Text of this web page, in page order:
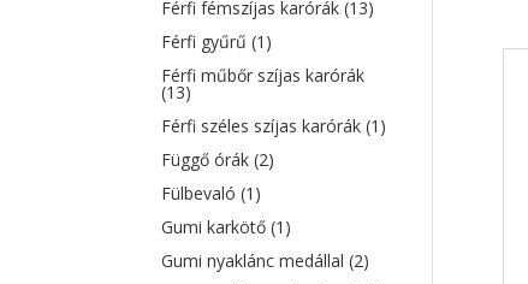
Férfi fémszíjas karórák(13)
Férfi gyűrű(1)
Férfi műbőr szíjas karórák
(13)
Férfi széles szíjas karórák(1)
Függő órák(2)
Fülbevaló(1)
Gumi karkötő(1)
Gumi nyaklánc medállal(2)